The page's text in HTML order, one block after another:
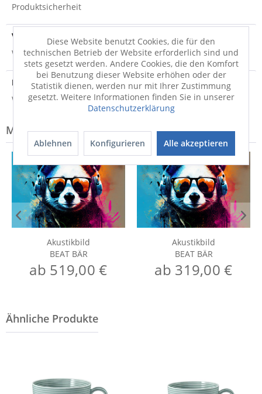
Produktsicherheit
Versandinfo
Weitere Informationen zum Versand...
Hersteller
Weitere Informationen zum Hersteller...
Modell-Familie: BEAT
Akustikbild
BEAT BÄR
ab 519,00 €
Akustikbild
BEAT BÄR
ab 319,00 €
Diese Website benutzt Cookies, die für den
technischen Betrieb der Website erforderlich sind und
stets gesetzt werden. Andere Cookies, die den Komfort
bei Benutzung dieser Website erhöhen oder der
Statistik dienen, werden nur mit Ihrer Zustimmung
gesetzt. Weitere Informationen finden Sie in unserer
Datenschutzerklärung
Ablehnen Konfigurieren Alle akzeptieren